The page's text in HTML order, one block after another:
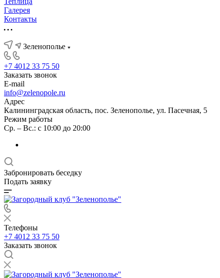
Галерея
Контакты
Зеленополье
+7 4012 33 75 50
Заказать звонок
E-mail
info@zelenopole.ru
Адрес
Калининградская область, пос. Зеленополье, ул. Пасечная, 5
Режим работы
Ср. – Вс.: с 10:00 до 20:00
Забронировать беседку
Подать заявку
Телефоны
+7 4012 33 75 50
Заказать звонок